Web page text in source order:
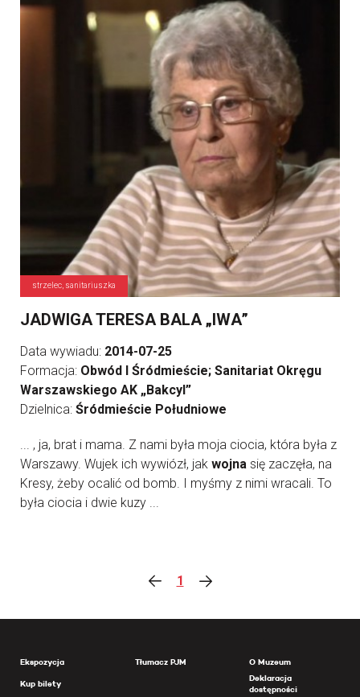
strzelec, sanitariuszka
JADWIGA TERESA BALA „IWA”
Data wywiadu: 2014-07-25
Formacja: Obwód I Śródmieście; Sanitariat Okręgu
Warszawskiego AK „Bakcyl”
Dzielnica: Śródmieście Południowe
... , ja, brat i mama. Z nami była moja ciocia, która była z
Warszawy. Wujek ich wywiózł, jak wojna się zaczęła, na
Kresy, żeby ocalić od bomb. I myśmy z nimi wracali. To
była ciocia i dwie kuzy ...
1
Ekspozycja
Kup bilety
Tłumacz PJM
O Muzeum
Deklaracja
dostępności